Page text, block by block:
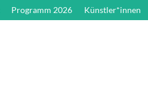
Programm 2026 Künstler*innen